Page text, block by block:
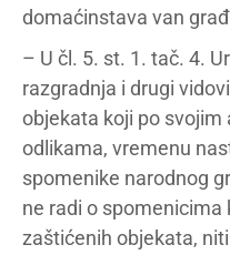
domaćinstava van
– U čl. 5. st. 1. tač. 4.
razgradnja i drugi
objekata koji po
odlikama, vremenu
spomenike narodnog
ne radi o
zaštićenih objekata,